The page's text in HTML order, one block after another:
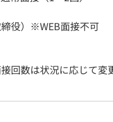
役）※WEB面接不可
回数は状況に応じて変